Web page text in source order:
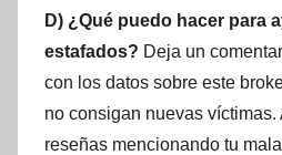
D) ¿Qué puedo hacer para
estafados? Deja un
con los datos sobre este
no consigan nuevas
reseñas mencionando tu